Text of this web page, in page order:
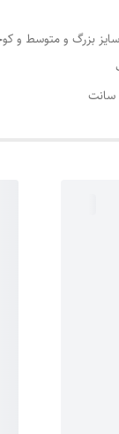
بزرگ و متوسط